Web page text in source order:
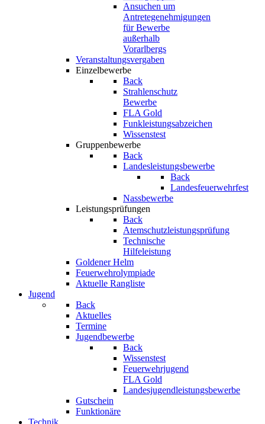
Ansuchen um
Antretegenehmigungen
für Bewerbe
außerhalb
Vorarlbergs
Veranstaltungsvergaben
Einzelbewerbe
Back
Strahlenschutz
Bewerbe
FLA Gold
Funkleistungsabzeichen
Wissenstest
Gruppenbewerbe
Back
Landesleistungsbewerbe
Back
Landesfeuerwehrfest
Nassbewerbe
Leistungsprüfungen
Back
Atemschutzleistungsprüfung
Technische
Hilfeleistung
Goldener Helm
Feuerwehrolympiade
Aktuelle Rangliste
Jugend
Back
Aktuelles
Termine
Jugendbewerbe
Back
Wissenstest
Feuerwehrjugend
FLA Gold
Landesjugendleistungsbewerbe
Gutschein
Funktionäre
Technik